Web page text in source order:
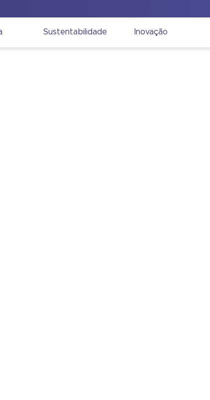
Sustentabilidade Inovação